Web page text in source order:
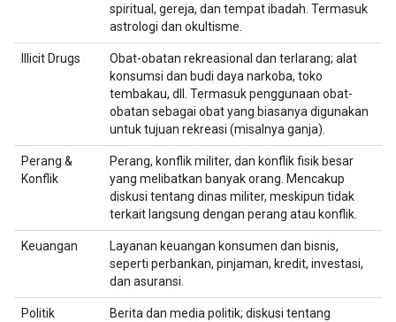
spiritual, gereja, dan tempat ibadah. Termasuk
astrologi dan okultisme.
Illicit Drugs
Obat-obatan rekreasional dan terlarang; alat
konsumsi dan budi daya narkoba, toko
tembakau, dll. Termasuk penggunaan obat-
obatan sebagai obat yang biasanya digunakan
untuk tujuan rekreasi (misalnya ganja).
Perang &
Konflik
Perang, konflik militer, dan konflik fisik besar
yang melibatkan banyak orang. Mencakup
diskusi tentang dinas militer, meskipun tidak
terkait langsung dengan perang atau konflik.
Keuangan
Layanan keuangan konsumen dan bisnis,
seperti perbankan, pinjaman, kredit, investasi,
dan asuransi.
Politik
Berita dan media politik; diskusi tentang